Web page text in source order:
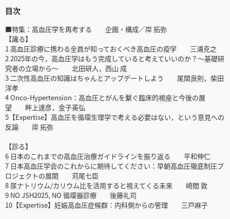
目次
■特集：高血圧学を再考する 企画・構成／岸 拓弥
【識る】
1 高血圧診療に携わる全員が知っておくべき高血圧の疫学 三浦克之
2 2025年の今，高血圧学はもう完成していると考えていいのか？〜基礎研
究者の立場から〜 北田研人，西山 成
3 二次性高血圧の知識はちゃんとアップデートしよう 尾関良則，柴田
洋孝
4 Onco-Hypertension：高血圧とがんを繋ぐ臨床的視座と今後の展
望 畔上達彦，金子英弘
5【Expertise】高血圧を循環生理学で考える必要はない，という意見への
反論 岸 拓弥
【診る】
6 日本のこれまでの高血圧治療ガイドラインを振り返る 平和伸仁
7 日本高血圧学会のこれからに期待してください：早朝高血圧徹底制圧プ
ロジェクトの展開 苅尾七臣
8 尿ナトリウム/カリウム比を活用すると視えてくる未来 崎間 敦
9 NO JSH2025, NO 循環器診療 後藤礼司
10【Expertise】妊娠高血圧症候群：内科側からの管理 三戸麻子